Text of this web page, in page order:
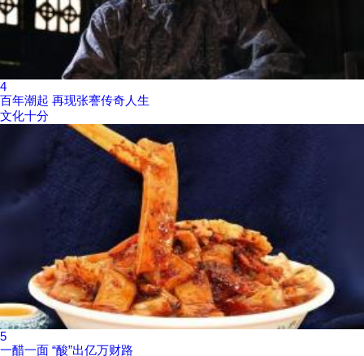
4
百年潮起 再现张謇传奇人生
文化十分
5
一醋一面 “酸”出亿万财路